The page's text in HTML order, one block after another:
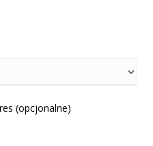
(opcjonalne)